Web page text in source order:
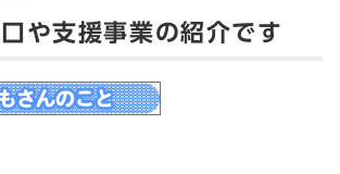
や支援事業の紹介です